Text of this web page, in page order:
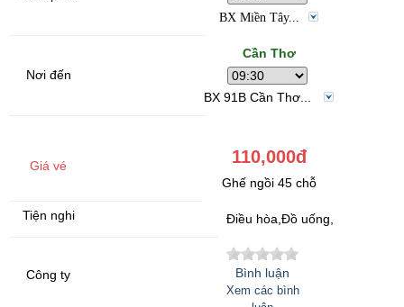
BX Miền Tây...
Cần Thơ
BX 91B Cần Thơ...
110,000đ
Ghế ngồi 45 chỗ
Điều hòa,Đồ uống,
Bình luận
Xem các bình